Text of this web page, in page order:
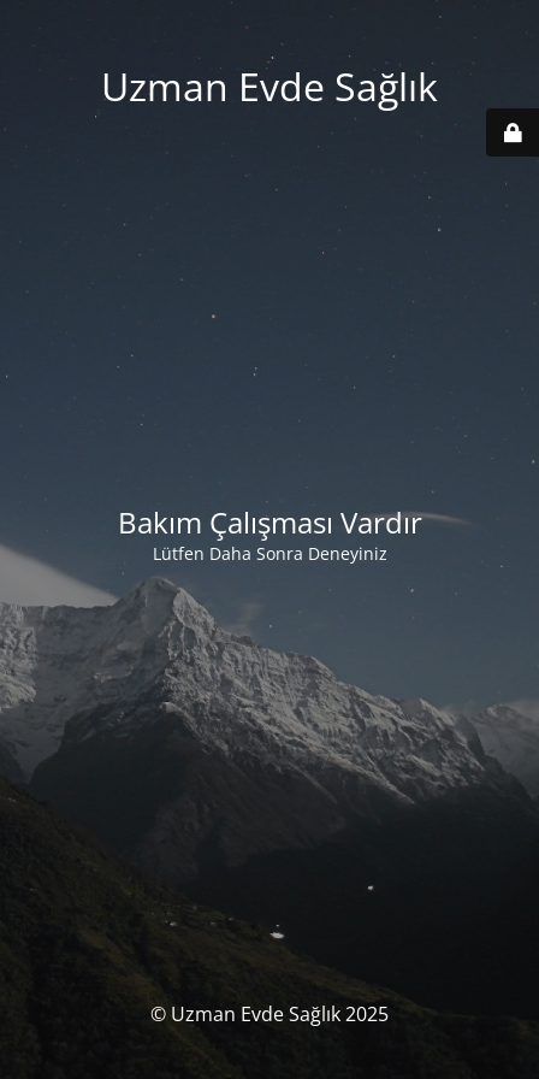
Uzman Evde Sağlık
Bakım Çalışması Vardır
Lütfen Daha Sonra Deneyiniz
© Uzman Evde Sağlık 2025